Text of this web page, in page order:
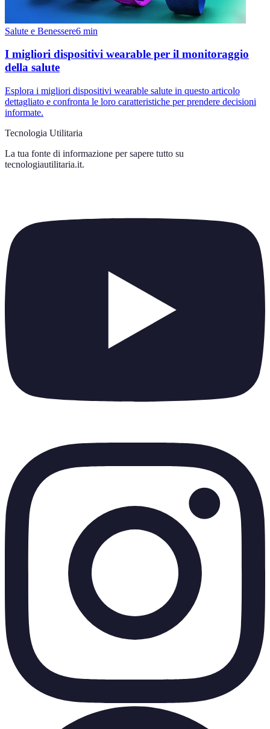
Salute e Benessere6 min
I migliori dispositivi wearable per il monitoraggio
della salute
Esplora i migliori dispositivi wearable salute in questo articolo
dettagliato e confronta le loro caratteristiche per prendere decisioni
informate.
Tecnologia Utilitaria
La tua fonte di informazione per sapere tutto su
tecnologiautilitaria.it.